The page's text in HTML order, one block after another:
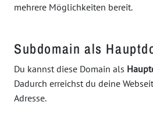
mehrere Möglichkeiten bereit.
Subdomain als
Du kannst diese Domain als
Dadurch erreichst du deine
Adresse.